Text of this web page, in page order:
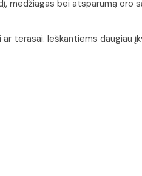
medžiagas bei atsparumą oro
terasai. Ieškantiems daugiau